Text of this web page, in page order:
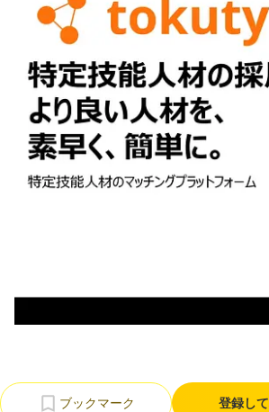
大学発スタートアップ
導入事例
お問い合わせ
登録し